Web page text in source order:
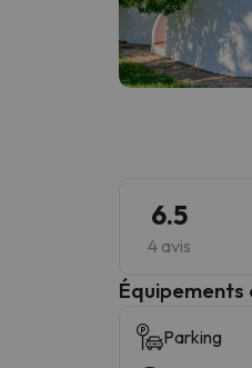
6.5
4 avis
Équipements
Parking